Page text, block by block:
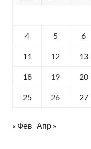
4 5 6
11 12 13
18 19 20
25 26 27
« Фев Апр »